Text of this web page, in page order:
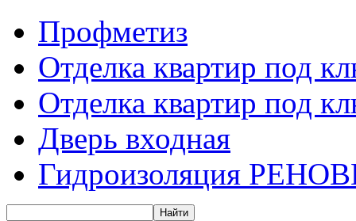
Профметиз
Отделка квартир под
Отделка квартир под
Дверь входная
Гидроизоляция